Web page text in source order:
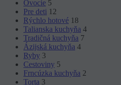
Ovocie 5
Pre deti 12
Rýchlo hotové 18
Talianska kuchyňa 4
Tradičná kuchyňa 7
Ázijská kuchyňa 4
Ryby 3
Cestoviny 5
Frncúzka kuchyňa 2
Torta 3